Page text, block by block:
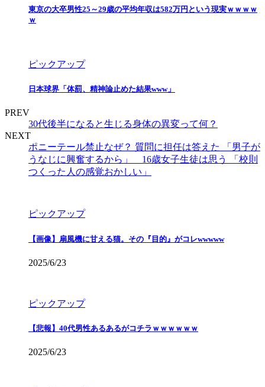
東京の大卒男性25～29歳の平均年収は582万円という現実ｗｗｗｗ
ｗ
ピックアップ
日本球界「体罰、精神論止めた結果www」
PREV
30代後半になると生じる身体の異変って何？
NEXT
ポニーテール禁止なぜ？ 質問に担任は答えた 「男子が
うなじに興奮するから」 16歳女子生徒は思う 「校則
つくった人の感覚おかしい」
ピックアップ
【画像】扇風機に甘える猫。その『目的』がコレwwwww
2025/6/23
ピックアップ
【悲報】40代男性あるあるがコチラｗｗｗｗｗｗ
2025/6/23